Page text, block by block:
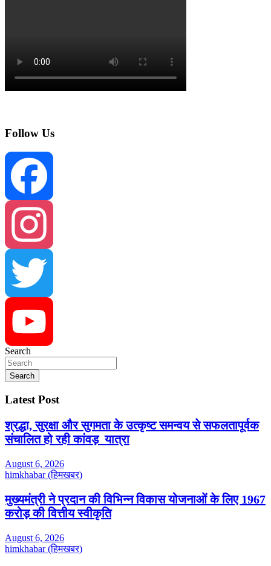
Follow Us
Facebook
Instagram
Twitter
YouTube
Search
Search
Latest Post
श्रद्धा, सुरक्षा और सुगमता के उत्कृष्ट समन्वय से सफलतापूर्वक
संचालित हो रही कांवड़ यात्रा
August 6, 2026
himkhabar (हिमखबर)
मुख्यमंत्री ने प्रदान की विभिन्न विकास योजनाओं के लिए 1967
करोड़ की वित्तीय स्वीकृति
August 6, 2026
himkhabar (हिमखबर)